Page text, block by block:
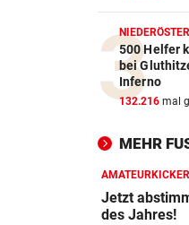
500 Helfer
bei
Inferno
132.216 mal
MEHR
Jetzt
des Jahres!